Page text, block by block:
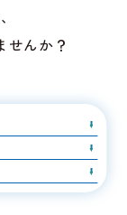
せんか？